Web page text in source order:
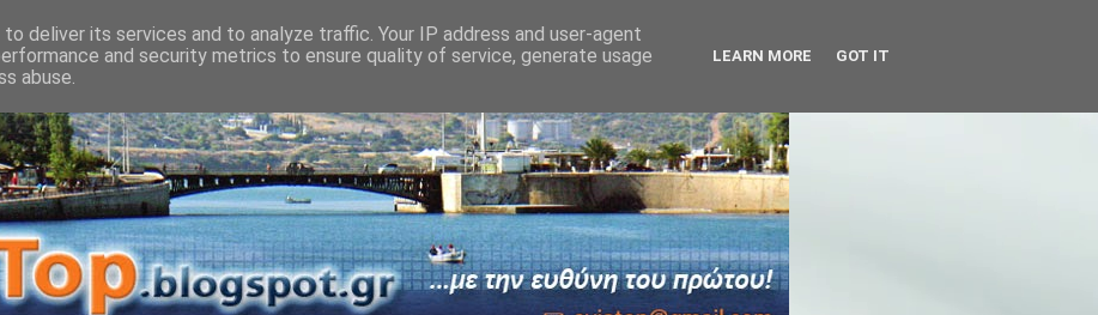
deliver its services and to analyze traffic. Your IP address and user-agent
and security metrics to ensure quality of service, generate usage
abuse.
LEARN MORE GOT IT